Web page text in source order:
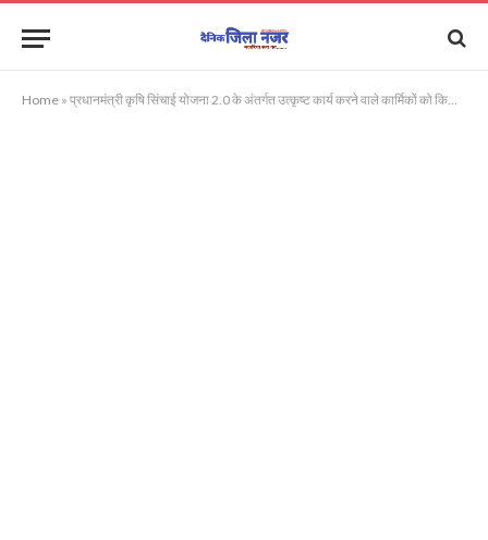
Home » प्रधानमंत्री कृषि सिंचाई योजना 2.0 के अंतर्गत उत्कृष्ट कार्य करने वाले कार्मिकों को किया गया सम्मानित